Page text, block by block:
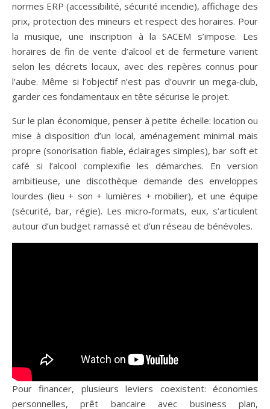
normes ERP (accessibilité, sécurité incendie), affichage des
prix, protection des mineurs et respect des horaires. Pour
la musique, une inscription à la SACEM s’impose. Les
horaires de fin de vente d’alcool et de fermeture varient
selon les décrets locaux, avec des repères connus pour
l’aube. Même si l’objectif n’est pas d’ouvrir un mega‑club,
garder ces fondamentaux en tête sécurise le projet.
Sur le plan économique, penser à petite échelle: location ou
mise à disposition d’un local, aménagement minimal mais
propre (sonorisation fiable, éclairages simples), bar soft et
café si l’alcool complexifie les démarches. En version
ambitieuse, une discothèque demande des enveloppes
lourdes (lieu + son + lumières + mobilier), et une équipe
(sécurité, bar, régie). Les micro‑formats, eux, s’articulent
autour d’un budget ramassé et d’un réseau de bénévoles.
Pour financer, plusieurs leviers coexistent: économies
personnelles, prêt bancaire avec business plan,